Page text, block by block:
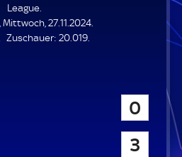
N
E
League.
27.11.2024.
Zuschauer: Z
20.019.
0
3